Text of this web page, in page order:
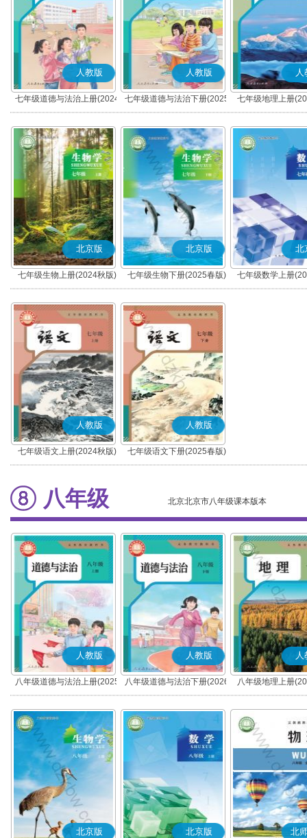
人教版
七年级道德与法治上册(2024
秋版)(部编版)
人教版
七年级道德与法治下册(2025
春版)(部编版)
人
七年级地理上册
北京版
七年级生物上册(2024秋版)
北京版
七年级生物下册(2025春版)
北
七年级数学上册
人教版
七年级语文上册(2024秋版)
(部编版)
人教版
七年级语文下册(2025春版)
(部编版)
八年级 北京北京市八年级课本版本
人教版
八年级道德与法治上册(2025
秋版)(部编版)
人教版
八年级道德与法治下册(2026
春版)(部编版)
人
八年级地理上册
北京版 北京版 北